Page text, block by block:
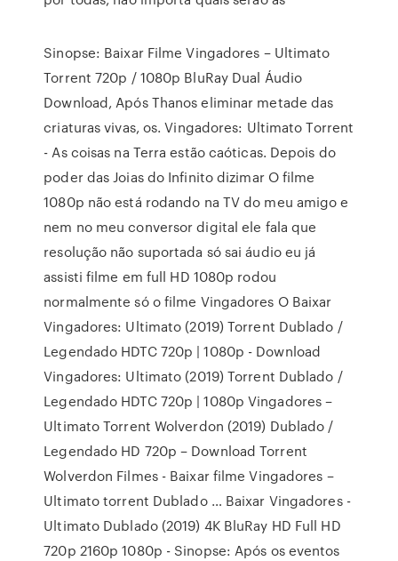
Sinopse: Baixar Filme Vingadores – Ultimato
Torrent 720p / 1080p BluRay Dual Áudio
Download, Após Thanos eliminar metade das
criaturas vivas, os. Vingadores: Ultimato Torrent
- As coisas na Terra estão caóticas. Depois do
poder das Joias do Infinito dizimar O filme
1080p não está rodando na TV do meu amigo e
nem no meu conversor digital ele fala que
resolução não suportada só sai áudio eu já
assisti filme em full HD 1080p rodou
normalmente só o filme Vingadores O Baixar
Vingadores: Ultimato (2019) Torrent Dublado /
Legendado HDTC 720p | 1080p - Download
Vingadores: Ultimato (2019) Torrent Dublado /
Legendado HDTC 720p | 1080p Vingadores –
Ultimato Torrent Wolverdon (2019) Dublado /
Legendado HD 720p – Download Torrent
Wolverdon Filmes - Baixar filme Vingadores –
Ultimato torrent Dublado … Baixar Vingadores -
Ultimato Dublado (2019) 4K BluRay HD Full HD
720p 2160p 1080p - Sinopse: Após os eventos